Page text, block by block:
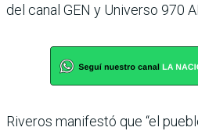
del canal GEN y Universo 970
Riveros manifestó que “el